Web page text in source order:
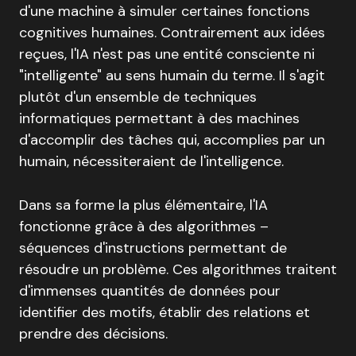
d'une machine à simuler certaines fonctions
cognitives humaines. Contrairement aux idées
reçues, l'IA n'est pas une entité consciente ni
"intelligente" au sens humain du terme. Il s'agit
plutôt d'un ensemble de techniques
informatiques permettant à des machines
d'accomplir des tâches qui, accomplies par un
humain, nécessiteraient de l'intelligence.
Dans sa forme la plus élémentaire, l'IA
fonctionne grâce à des algorithmes –
séquences d'instructions permettant de
résoudre un problème. Ces algorithmes traitent
d'immenses quantités de données pour
identifier des motifs, établir des relations et
prendre des décisions.